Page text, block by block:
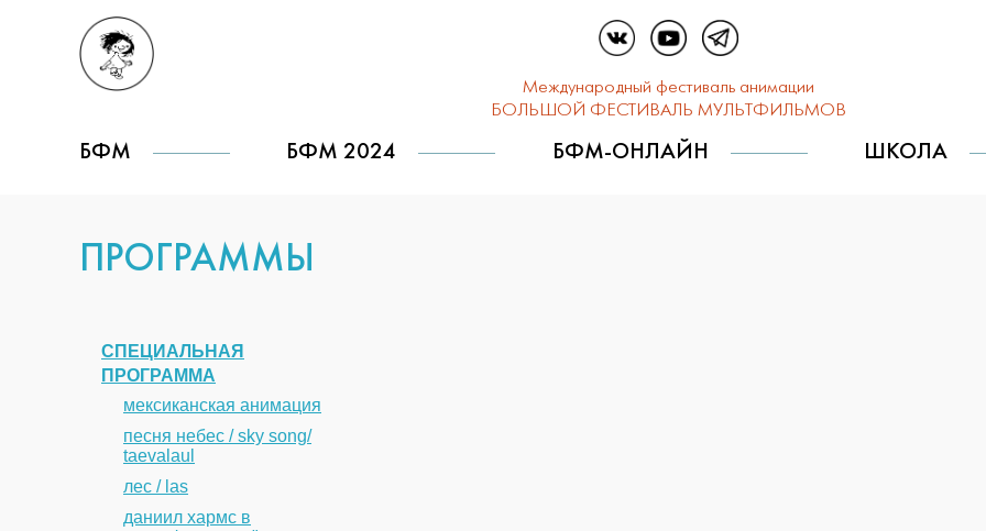
Международный фестиваль анимации
БОЛЬШОЙ ФЕСТИВАЛЬ МУЛЬТФИЛЬМОВ
БФМ БФМ 2024 БФМ-ОНЛАЙН ШКОЛА
ПРОГРАММЫ
СПЕЦИАЛЬНАЯ
ПРОГРАММА
мексиканская анимация
песня небес / sky song/
taevalaul
лес / las
даниил хармс в